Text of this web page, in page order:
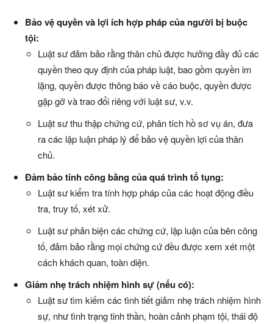
Bảo vệ quyền và lợi ích hợp pháp của người bị buộc
tội:
Luật sư đảm bảo rằng thân chủ được hưởng đầy đủ các
quyền theo quy định của pháp luật, bao gồm quyền im
lặng, quyền được thông báo về cáo buộc, quyền được
gặp gỡ và trao đổi riêng với luật sư, v.v.
Luật sư thu thập chứng cứ, phân tích hồ sơ vụ án, đưa
ra các lập luận pháp lý để bảo vệ quyền lợi của thân
chủ.
Đảm bảo tính công bằng của quá trình tố tụng:
Luật sư kiểm tra tính hợp pháp của các hoạt động điều
tra, truy tố, xét xử.
Luật sư phản biện các chứng cứ, lập luận của bên công
tố, đảm bảo rằng mọi chứng cứ đều được xem xét một
cách khách quan, toàn diện.
Giảm nhẹ trách nhiệm hình sự (nếu có):
Luật sư tìm kiếm các tình tiết giảm nhẹ trách nhiệm hình
sự, như tình trạng tinh thần, hoàn cảnh phạm tội, thái độ